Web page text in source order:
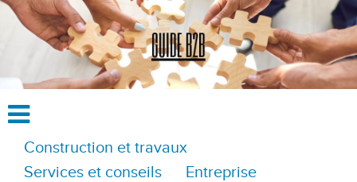
Construction et travaux
Services et conseils
Entreprise